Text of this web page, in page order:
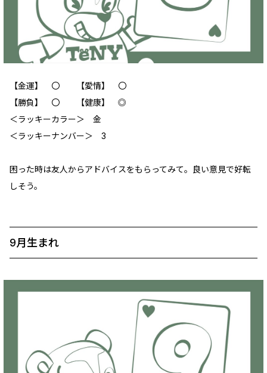
【金運】 ‪〇 【愛情】 ‪〇
【勝負】 〇 【健康】 ◎
＜ラッキーカラー＞ 金
＜ラッキーナンバー＞ 3
困った時は友人からアドバイスをもらってみて。良い意見で好転
しそう。
9月生まれ